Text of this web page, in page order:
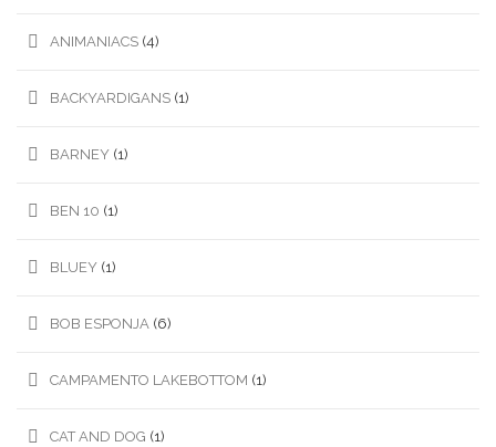
ANIMANIACS (4)
BACKYARDIGANS (1)
BARNEY (1)
BEN 10 (1)
BLUEY (1)
BOB ESPONJA (6)
CAMPAMENTO LAKEBOTTOM (1)
CAT AND DOG (1)